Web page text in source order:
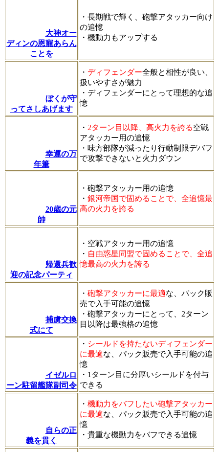
大神オー
ディンの恩寵あらん
ことを
・長期戦で輝く、砲撃アタッカー向け
の追憶
・機動力もアップする
ぼくが守
ってさしあげます
・ ディフェンダー全般と相性が良い、
扱いやすさが魅力
・ディフェンダーにとって理想的な追
憶
幸運の万
年筆
・ 2ターン目以降、高火力を誇る空戦
アタッカー用の追憶
・味方部隊が減ったり行動制限デバフ
で攻撃できないと火力ダウン
20歳の元
帥
・砲撃アタッカー用の追憶
・ 銀河帝国で固めることで、全追憶最
高の火力を誇る
帰還兵歓
迎の記念パーティ
・空戦アタッカー用の追憶
・ 自由惑星同盟で固めることで、全追
憶最高の火力を誇る
捕虜交換
式にて
・ 砲撃アタッカーに最適な、パック販
売で入手可能の追憶
・砲撃アタッカーにとって、2ターン
目以降は最強格の追憶
イゼルロ
ーン駐留艦隊副司令
・ シールドを持たないディフェンダー
に最適な、パック販売で入手可能の追
憶
・1ターン目に分厚いシールドを付与
できる
自らの正
義を貫く
・ 機動力をバフしたい砲撃アタッカー
に最適な、パック販売で入手可能の追
憶
・貴重な機動力をバフできる追憶